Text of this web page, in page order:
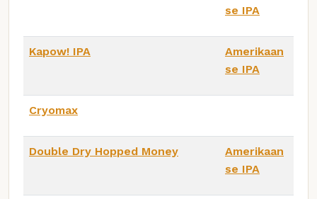
se IPA
Kapow! IPA
Amerikaan
se IPA
Cryomax
Double Dry Hopped Money
Amerikaan
se IPA